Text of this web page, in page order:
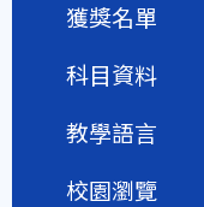
獲獎名單
科目資料
教學語言
校園瀏覽